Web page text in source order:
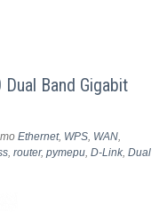
Band Gigabit
Ethernet, WPS, WAN,
,router,рутери,D-Link,Dual